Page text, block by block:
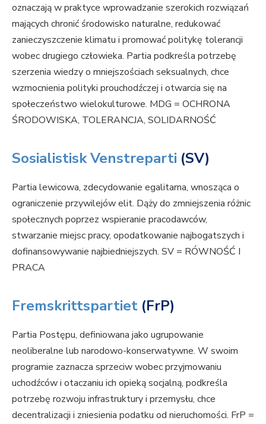
oznaczają w praktyce wprowadzanie szerokich rozwiązań
mających chronić środowisko naturalne, redukować
zanieczyszczenie klimatu i promować politykę tolerancji
wobec drugiego człowieka. Partia podkreśla potrzebę
szerzenia wiedzy o mniejszościach seksualnych, chce
wzmocnienia polityki prouchodźczej i otwarcia się na
społeczeństwo wielokulturowe. MDG = OCHRONA
ŚRODOWISKA, TOLERANCJA, SOLIDARNOŚĆ
Sosialistisk Venstreparti (SV)
Partia lewicowa, zdecydowanie egalitarna, wnosząca o
ograniczenie przywilejów elit. Dąży do zmniejszenia różnic
społecznych poprzez wspieranie pracodawców,
stwarzanie miejsc pracy, opodatkowanie najbogatszych i
dofinansowywanie najbiedniejszych. SV = RÓWNOŚĆ I
PRACA
Fremskrittspartiet (FrP)
Partia Postępu, definiowana jako ugrupowanie
neoliberalne lub narodowo-konserwatywne. W swoim
programie zaznacza sprzeciw wobec przyjmowaniu
uchodźców i otaczaniu ich opieką socjalną, podkreśla
potrzebę rozwoju infrastruktury i przemysłu, chce
decentralizacji i zniesienia podatku od nieruchomości. FrP =